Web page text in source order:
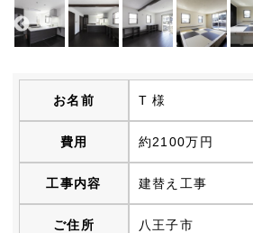
お名前 T 様
費用 約2100万円
工事内容 建替え工事
ご住所 八王子市